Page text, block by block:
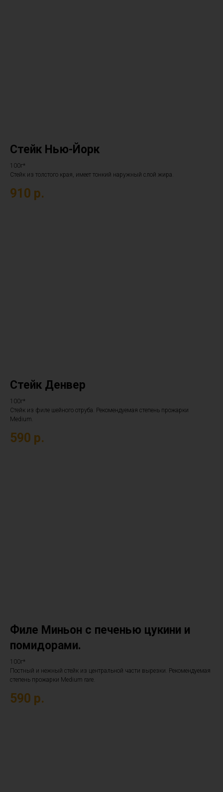
Стейк Нью-Йорк
100г*
Стейк из толстого края, имеет тонкий наружный слой жира.
910 р.
Стейк Денвер
100г*
Стейк из филе шейного отруба. Рекомендуемая степень прожарки
Medium.
590 р.
Филе Миньон с печенью цукини и
помидорами.
100г*
Постный и нежный стейк из центральной части вырезки. Рекомендуемая
степень прожарки Medium rare.
590 р.